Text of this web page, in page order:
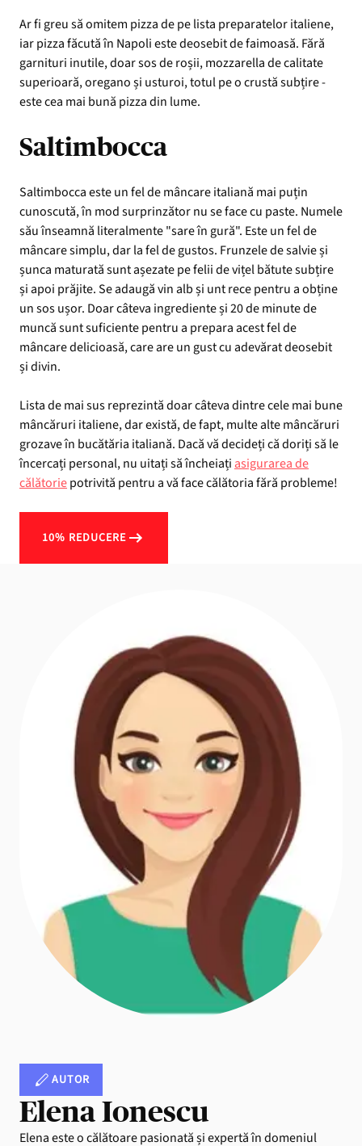
Ar fi greu să omitem pizza de pe lista preparatelor italiene,
iar pizza făcută în Napoli este deosebit de faimoasă. Fără
garnituri inutile, doar sos de roșii, mozzarella de calitate
superioară, oregano și usturoi, totul pe o crustă subțire -
este cea mai bună pizza din lume.
Saltimbocca
Saltimbocca este un fel de mâncare italiană mai puțin
cunoscută, în mod surprinzător nu se face cu paste. Numele
său înseamnă literalmente "sare în gură". Este un fel de
mâncare simplu, dar la fel de gustos. Frunzele de salvie și
șunca maturată sunt așezate pe felii de vițel bătute subțire
și apoi prăjite. Se adaugă vin alb și unt rece pentru a obține
un sos ușor. Doar câteva ingrediente și 20 de minute de
muncă sunt suficiente pentru a prepara acest fel de
mâncare delicioasă, care are un gust cu adevărat deosebit
și divin.
Lista de mai sus reprezintă doar câteva dintre cele mai bune
mâncăruri italiene, dar există, de fapt, multe alte mâncăruri
grozave în bucătăria italiană. Dacă vă decideți că doriți să le
încercați personal, nu uitați să încheiați asigurarea de
călătoriepotrivită pentru a vă face călătoria fără probleme!
10% REDUCERE
AUTOR
Elena Ionescu
Elena este o călătoare pasionată și expertă în domeniul